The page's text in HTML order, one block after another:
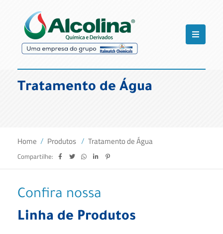
Tratamento de Água
Home Produtos Tratamento de Água
Compartilhe:
Confira nossa
Linha de Produtos